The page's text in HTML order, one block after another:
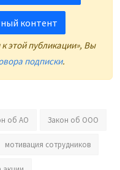
контент
этой публикации», Вы
подписки.
об АО Закон об ООО
мотивация сотрудников